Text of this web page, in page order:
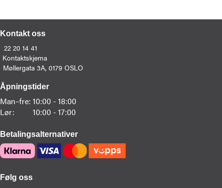
Kontakt oss
22 20 14 41
Kontaktskjema
Møllergata 3A, 0179 OSLO
Åpningstider
Man–fre: 10:00 - 18:00
Lør:
10:00 - 17:00
Betalingsalternativer
Følg oss